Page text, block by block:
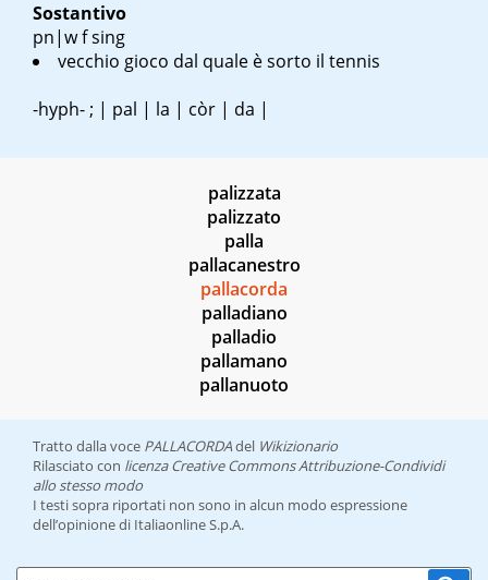
Sostantivo
pn|wf sing
vecchio gioco dal quale è sorto il tennis
-hyph- ; | pal | la | còr | da |
palizzata
palizzato
palla
pallacanestro
pallacorda
palladiano
palladio
pallamano
pallanuoto
Tratto dalla voce PALLACORDAdel Wikizionario
Rilasciato con licenza Creative Commons Attribuzione-Condividi
allo stesso modo
I testi sopra riportati non sono in alcun modo espressione
dell’opinione di Italiaonline S.p.A.